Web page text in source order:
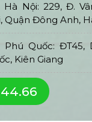
Hà Nội: 229, Đ.
Quận Đông Anh,
Phú Quốc: ĐT45,
Kiên Giang